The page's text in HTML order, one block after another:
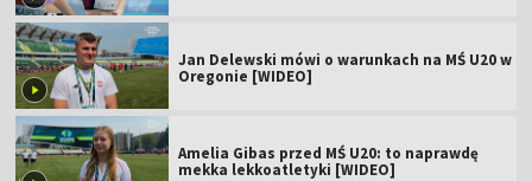
Jan Delewski mówi o warunkach na MŚ U20 w
Oregonie [WIDEO]
Amelia Gibas przed MŚ U20: to naprawdę
mekka lekkoatletyki [WIDEO]